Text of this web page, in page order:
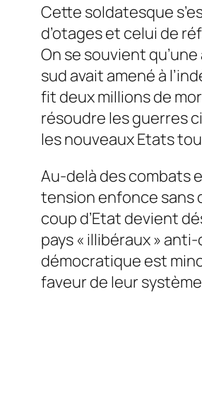
Cette soldatesque
d’otages et celui de
On se souvient
sud avait amené à
fit deux millions de
résoudre les guerres
les nouveaux Etats
Au-delà des combats
tension enfonce sans
coup d’Etat devient
pays « illibéraux »
démocratique est
faveur de leur